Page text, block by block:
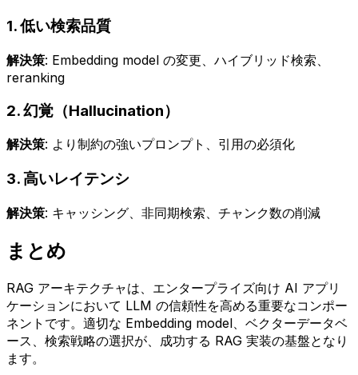
1. 低い検索品質
解決策: Embedding model の変更、ハイブリッド検索、
reranking
2. 幻覚（Hallucination）
解決策: より制約の強いプロンプト、引用の必須化
3. 高いレイテンシ
解決策: キャッシング、非同期検索、チャンク数の削減
まとめ
RAG アーキテクチャは、エンタープライズ向け AI アプリ
ケーションにおいて LLM の信頼性を高める重要なコンポー
ネントです。適切な Embedding model、ベクターデータベ
ース、検索戦略の選択が、成功する RAG 実装の基盤となり
ます。